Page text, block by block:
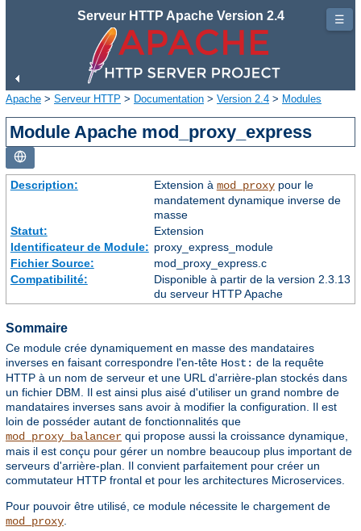
Serveur HTTP Apache Version 2.4
Apache > Serveur HTTP > Documentation > Version 2.4 > Modules
Module Apache mod_proxy_express
Description: Extension à mod_proxypour le
mandatement dynamique inverse de
masse
Statut:
Extension
Identificateur de Module: proxy_express_module
Fichier Source:
mod_proxy_express.c
Compatibilité:
Disponible à partir de la version 2.3.13
du serveur HTTP Apache
Sommaire
Ce module crée dynamiquement en masse des mandataires
inverses en faisant correspondre l'en-tête Host: de la requête
HTTP à un nom de serveur et une URL d'arrière-plan stockés dans
un fichier DBM. Il est ainsi plus aisé d'utiliser un grand nombre de
mandataires inverses sans avoir à modifier la configuration. Il est
loin de posséder autant de fonctionnalités que
mod_proxy_balancer qui propose aussi la croissance dynamique,
mais il est conçu pour gérer un nombre beaucoup plus important de
serveurs d'arrière-plan. Il convient parfaitement pour créer un
commutateur HTTP frontal et pour les architectures Microservices.
Pour pouvoir être utilisé, ce module nécessite le chargement de
mod_proxy
☰